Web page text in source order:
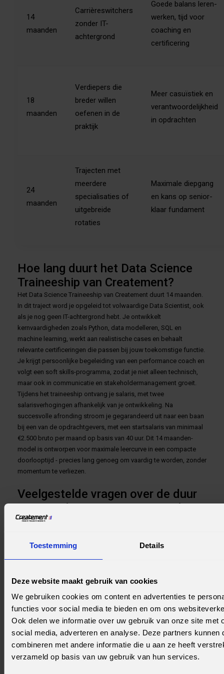
Toestemming Details
Deze website maakt gebruik van cookies
We gebruiken cookies om content en advertenties te
functies voor social media te bieden en om ons
Ook delen we informatie over uw gebruik van onze site met
social media, adverteren en analyse. Deze partners kunnen
combineren met andere informatie die u aan ze heeft
verzameld op basis van uw gebruik van hun services.
14
maanden
Carrièreswitchers
zonder IT-
achtergrond
Goede balans leren-
werken, tijd voor
coaching en
certificering
18
maanden
Verdiepers die
breder willen
oefenen in de
praktijk
Meer casuïstiek en
verantwoordelijkheid
in opdrachten
24
maanden
Trajecten met
meerdere
specialisaties of
uitgebreide
rotaties
Maximale diepgang
en kans op senior-
klaar fundament
Hoe lang duurt het Data Science
Traineeship van Createment?
Het Data Science Traineeship van Createment duurt 14 maanden.
In dit traject word je opgeleid tot volwaardige Data Scientist, ook
als je nog geen IT-achtergrond hebt. Je ontwikkelt
kernvaardigheden zoals Python, data modelleren, SQL en
machine learning, werkt aan realistische cases en behaalt
relevante certificeringen die passen bij jouw toekomstige functie.
Je krijgt persoonlijke begeleiding van een performance coach en
volgt een soft skills-programma, zodat je niet alleen technisch,
maar ook in communicatie en stakeholdermanagement groeit.
Tijdens het traineeship ontvang je salaris, met twee
salarisverhogingen afhankelijk van je ontwikkeling. Na
succesvolle afronding stroom je gegarandeerd uit naar een baan
bij een van de opdrachtgevers, met een startsalaris van minimaal
€2.500 bruto per maand op basis van 40 uur. Dit 14 maanden-
model is ontworpen voor maximale leercurve in een compacte
doorlooptijd - precies lang genoeg om vaardig te worden, zonder
momentum te verliezen.
Veelgestelde vragen over de duur
van een data science traineeship
Meestal 12-24 maanden. Voor data science zie je vaak 14-18
maanden, zodat je voldoende tijd hebt voor fundament,
intensiever en focussen op snelle uitstroom.
Hoeveel uur per week studeer je
naast je opdracht?
Reken op gemiddeld 4-8 uur per week naast je werk. In de eerste
weken is de studielast meestal hoger door basisvaardigheden en
certificeringen, daarna verschuift de nadruk naar toepassen in de